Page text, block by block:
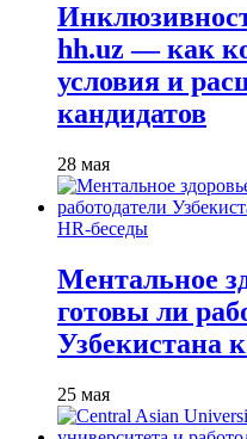
hh.uz — как
условия и
кандидатов
28 мая
HR-беседы
Ментальное
готовы ли
Узбекистана
25 мая